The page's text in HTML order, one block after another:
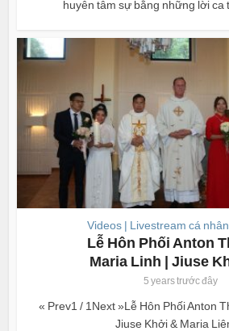
huyên tâm sự bằng những lời ca
Videos | Livestream cá
Lễ Hôn Phối Anton
Maria Linh | Jiuse
5 years trước đây
« Prev1 / 1Next »Lễ Hôn Phối Anton
Jiuse Khởi & Maria